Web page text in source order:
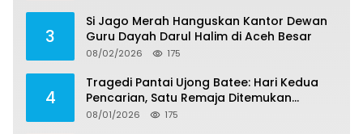
3
Si Jago Merah Hanguskan Kantor Dewan
Guru Dayah Darul Halim di Aceh Besar
08/02/2026 175
4
Tragedi Pantai Ujong Batee: Hari Kedua
Pencarian, Satu Remaja Ditemukan
Meninggal, Tiga Korban Masih Dicari
08/01/2026 175